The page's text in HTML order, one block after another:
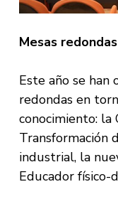
Mesas redondas
Este año se han
redondas en
conocimiento: la
Transformación
industrial, la
Educador